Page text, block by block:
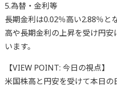
5.為替・金利等
長期金利は0.02％高い2.88％と
高や長期金利の上昇を受け円
います。
【VIEW POINT: 今日の視点】
米国株高と円安を受けて本日